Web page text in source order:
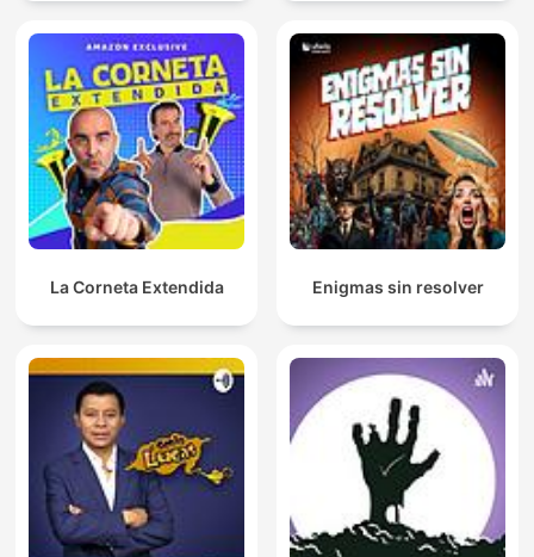
La Corneta Extendida Enigmas sin resolver